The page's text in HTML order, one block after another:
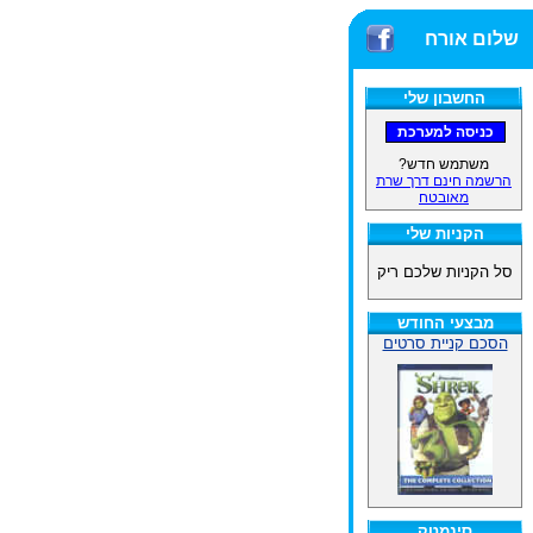
שלום אורח
החשבון שלי
משתמש חדש?
הרשמה חינם דרך שרת
מאובטח
הקניות שלי
סל הקניות שלכם ריק
מבצעי החודש
הסכם קניית סרטים